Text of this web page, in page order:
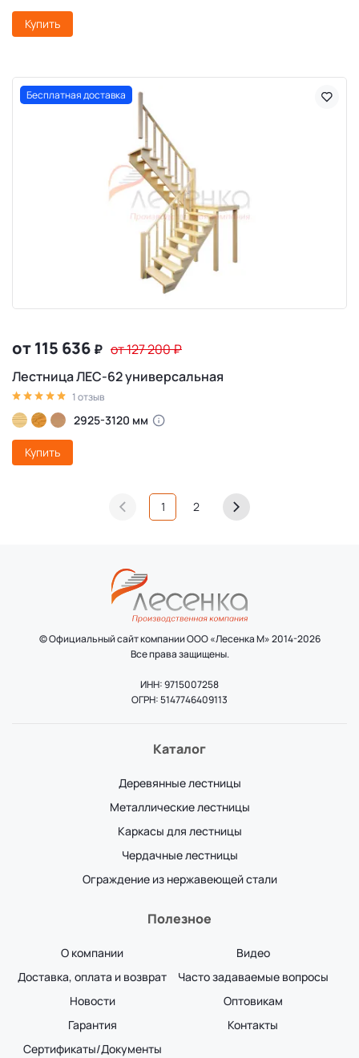
Купить
Бесплатная доставка
от 115 636 ₽ от 127 200₽
Лестница ЛЕС-62 универсальная
1 отзыв
2925-3120 мм
Купить
1 2
© Официальный сайт компании ООО «Лесенка М» 2014-2026
Все права защищены.
ИНН: 9715007258
ОГРН: 5147746409113
Каталог
Деревянные лестницы
Металлические лестницы
Каркасы для лестницы
Чердачные лестницы
Ограждение из нержавеющей стали
Полезное
О компании
Доставка, оплата и возврат
Новости
Гарантия
Сертификаты/Документы
Видео
Часто задаваемые вопросы
Оптовикам
Контакты